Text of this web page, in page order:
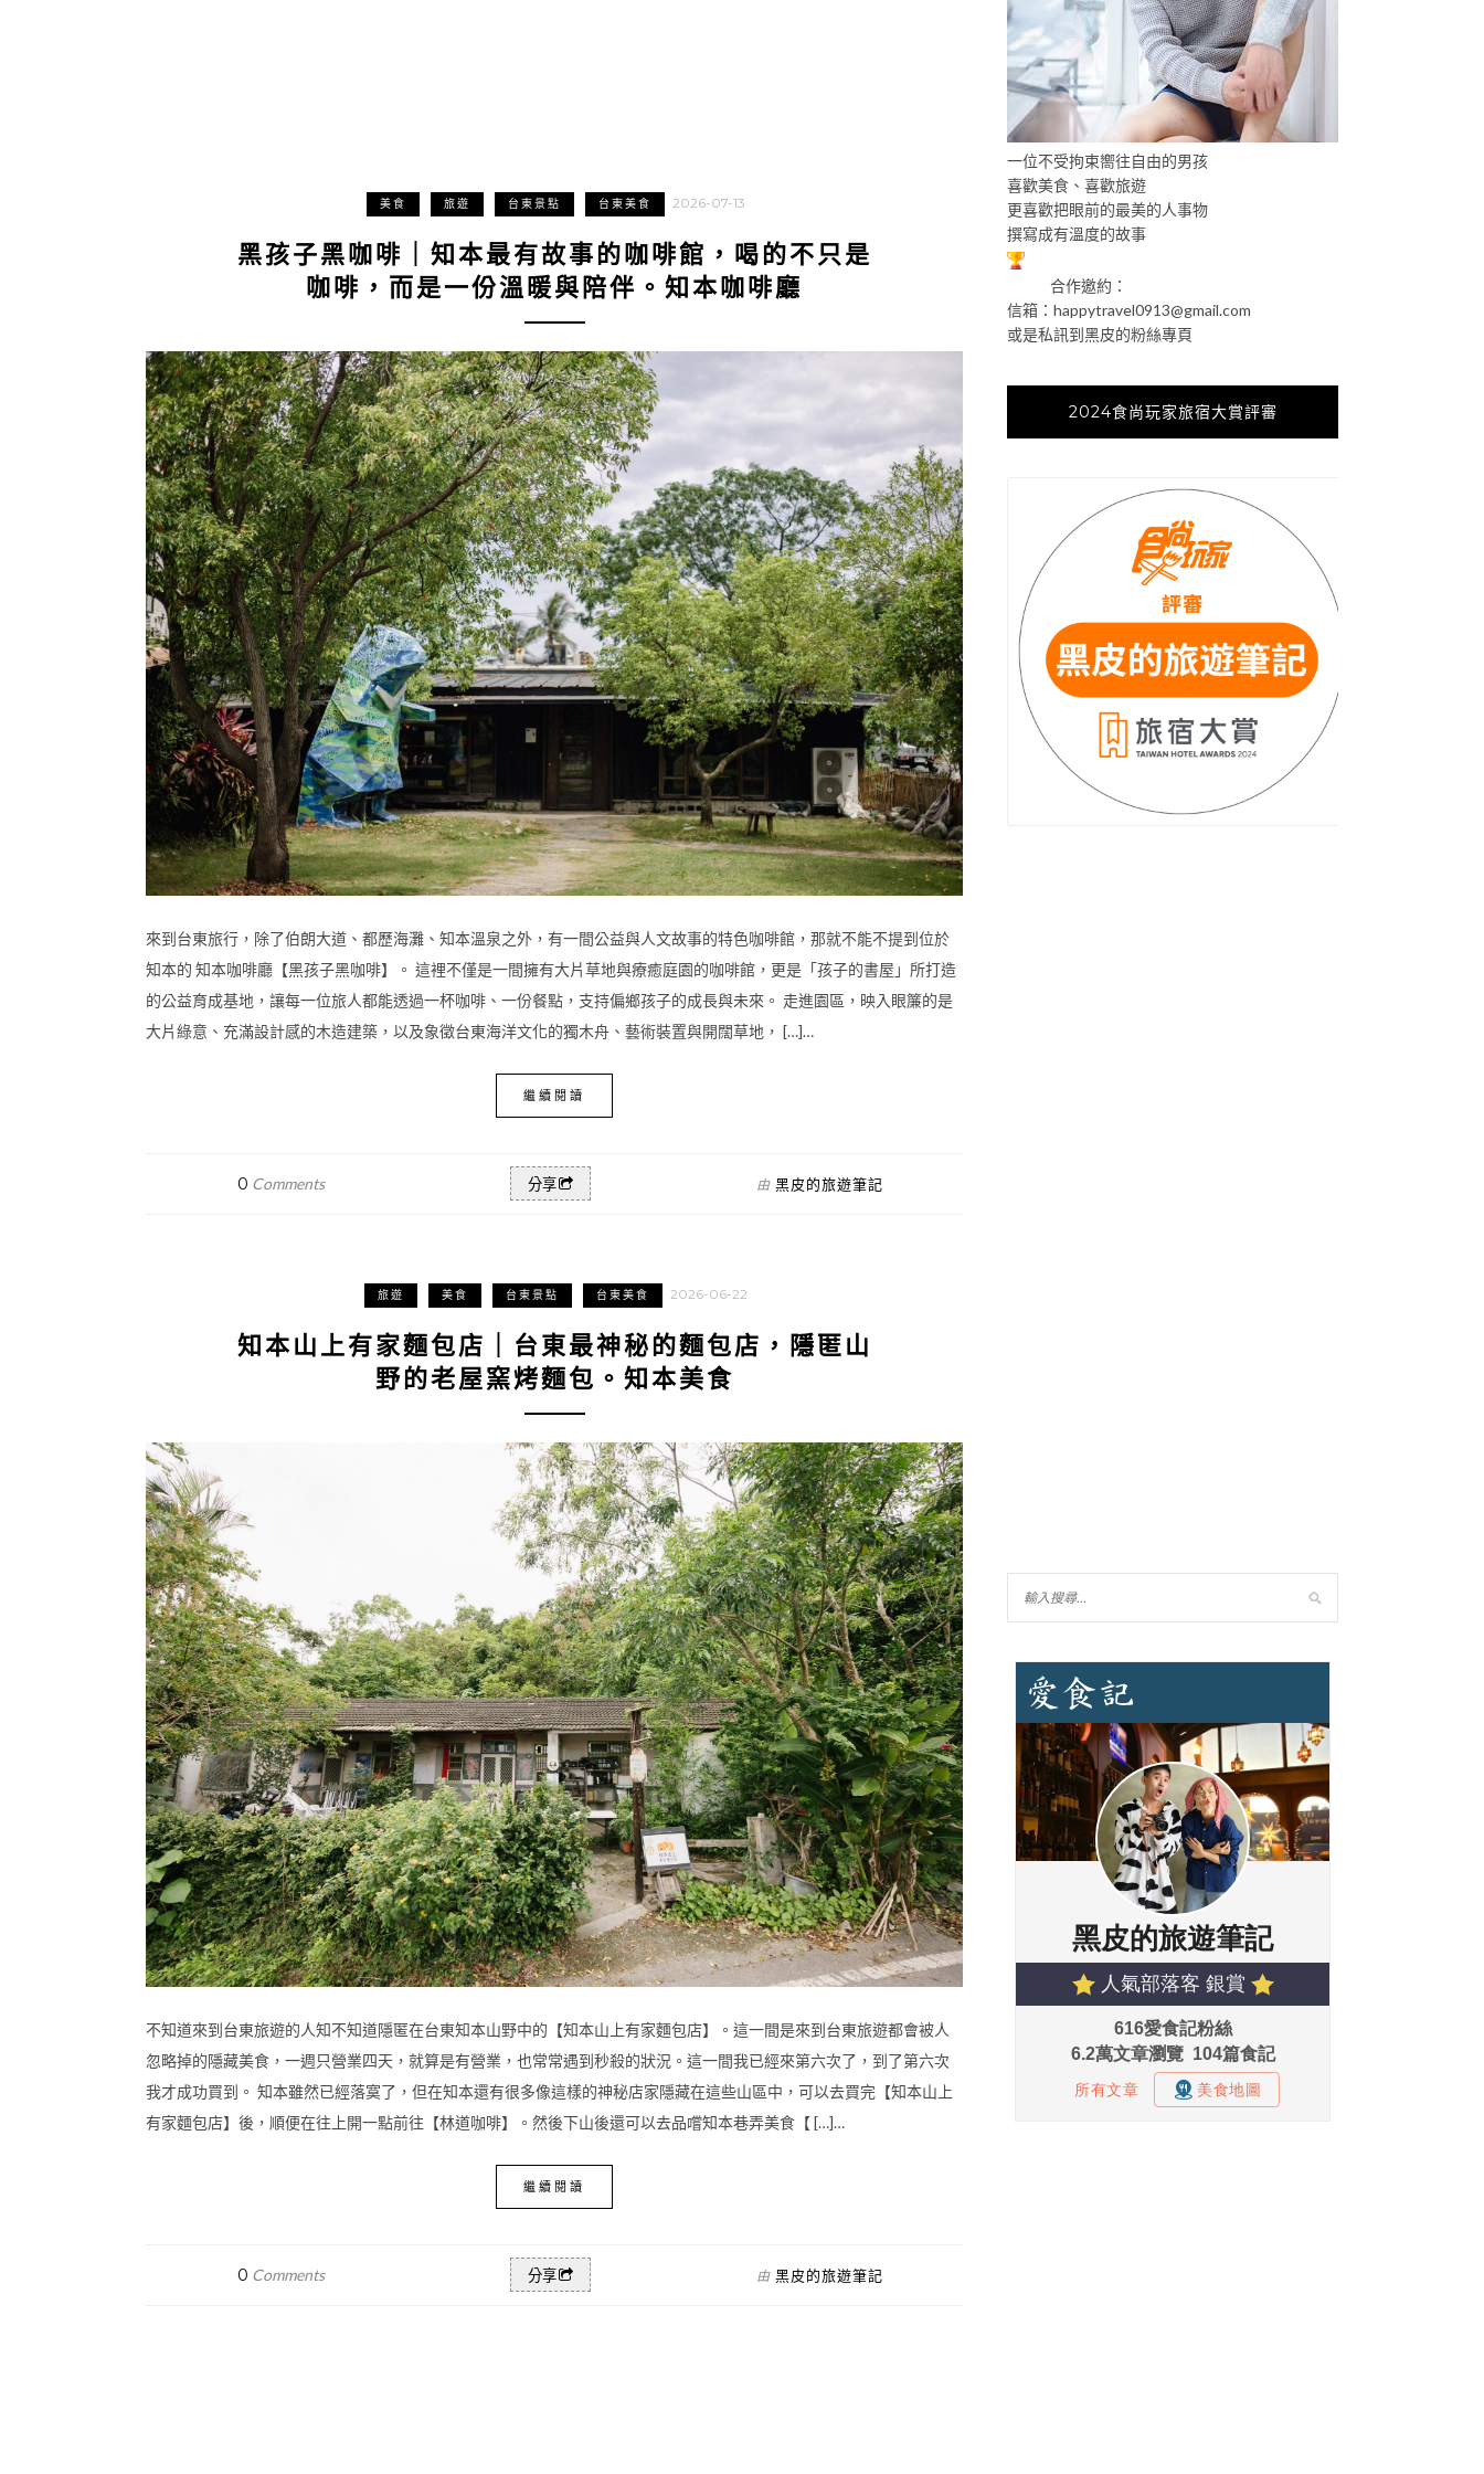
美食 旅遊 台東景點 台東美食 2026-07-13
黑孩子黑咖啡｜知本最有故事的咖啡館，喝的不只是
咖啡，而是一份溫暖與陪伴。知本咖啡廳
來到台東旅行，除了伯朗大道、都歷海灘、知本溫泉之外，有一間公益與人文故事的特色咖啡館，那就不能不提到位於
知本的 知本咖啡廳【黑孩子黑咖啡】。 這裡不僅是一間擁有大片草地與療癒庭園的咖啡館，更是「孩子的書屋」所打造
的公益育成基地，讓每一位旅人都能透過一杯咖啡、一份餐點，支持偏鄉孩子的成長與未來。 走進園區，映入眼簾的是
大片綠意、充滿設計感的木造建築，以及象徵台東海洋文化的獨木舟、藝術裝置與開闊草地， […]…
繼續閱讀
0 Comments 分享 由 黑皮的旅遊筆記
旅遊 美食 台東景點 台東美食 2026-06-22
知本山上有家麵包店｜台東最神秘的麵包店，隱匿山
野的老屋窯烤麵包。知本美食
不知道來到台東旅遊的人知不知道隱匿在台東知本山野中的【知本山上有家麵包店】。這一間是來到台東旅遊都會被人
忽略掉的隱藏美食，一週只營業四天，就算是有營業，也常常遇到秒殺的狀況。這一間我已經來第六次了，到了第六次
我才成功買到。 知本雖然已經落寞了，但在知本還有很多像這樣的神秘店家隱藏在這些山區中，可以去買完【知本山上
有家麵包店】後，順便在往上開一點前往【林道咖啡】。然後下山後還可以去品嚐知本巷弄美食【 […]…
繼續閱讀
0 Comments 分享 由 黑皮的旅遊筆記
一位不受拘束嚮往自由的男孩
喜歡美食、喜歡旅遊
更喜歡把眼前的最美的人事物
撰寫成有溫度的故事
合作邀約：
信箱： happytravel0913@gmail.com
或是私訊到黑皮的粉絲專頁
2024食尚玩家旅宿大賞評審